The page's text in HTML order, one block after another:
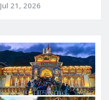
Jul 21, 2026